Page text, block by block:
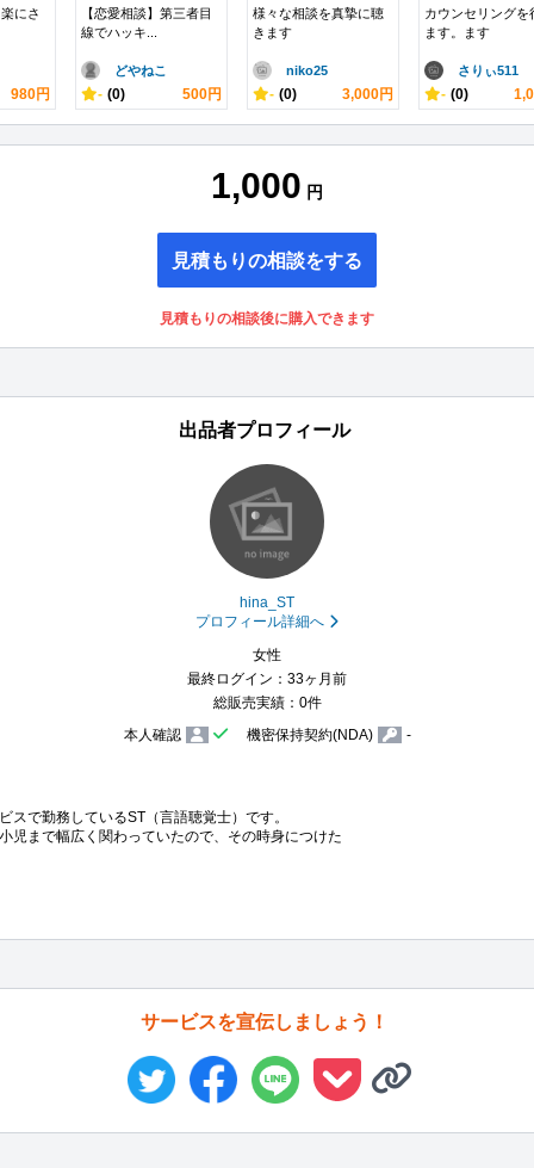
にさ
980円
【恋愛相談】第三者目
線でハッキ...
どやねこ
- (0) 500円
様々な相談を真摯に聴
きます
niko25
- (0) 3,000円
カウンセリングを
ます。ます
さりぃ511
- (0)
1,000 円
見積もりの相談をする
見積もりの相談後に購入できます
出品者プロフィール
hina_ST
プロフィール詳細へ
女性
最終ログイン：33ヶ月前
総販売実績：0件
本人確認
機密保持契約(NDA) -
で勤務しているST（言語聴覚士）です。
児まで幅広く関わっていたので、その時身につけた
サービスを宣伝しましょう！